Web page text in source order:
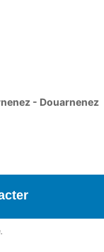
- Douarnenez